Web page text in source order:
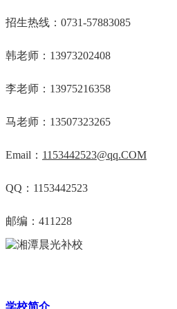
招生热线：0731-57883085
韩老师：13973202408
李老师：13975216358
马老师：13507323265
Email： 1153442523@qq.COM
QQ：1153442523
邮编：411228